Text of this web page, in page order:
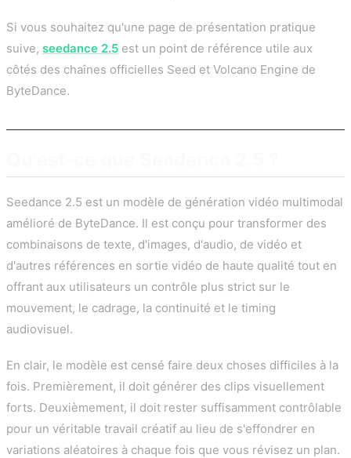
Si vous souhaitez qu'une page de présentation pratique
suive, seedance 2.5 est un point de référence utile aux
côtés des chaînes officielles Seed et Volcano Engine de
ByteDance.
Seedance 2.5 est un modèle de génération vidéo multimodal
amélioré de ByteDance. Il est conçu pour transformer des
combinaisons de texte, d'images, d'audio, de vidéo et
d'autres références en sortie vidéo de haute qualité tout en
offrant aux utilisateurs un contrôle plus strict sur le
mouvement, le cadrage, la continuité et le timing
audiovisuel.
En clair, le modèle est censé faire deux choses difficiles à la
fois. Premièrement, il doit générer des clips visuellement
forts. Deuxièmement, il doit rester suffisamment contrôlable
pour un véritable travail créatif au lieu de s'effondrer en
variations aléatoires à chaque fois que vous révisez un plan.